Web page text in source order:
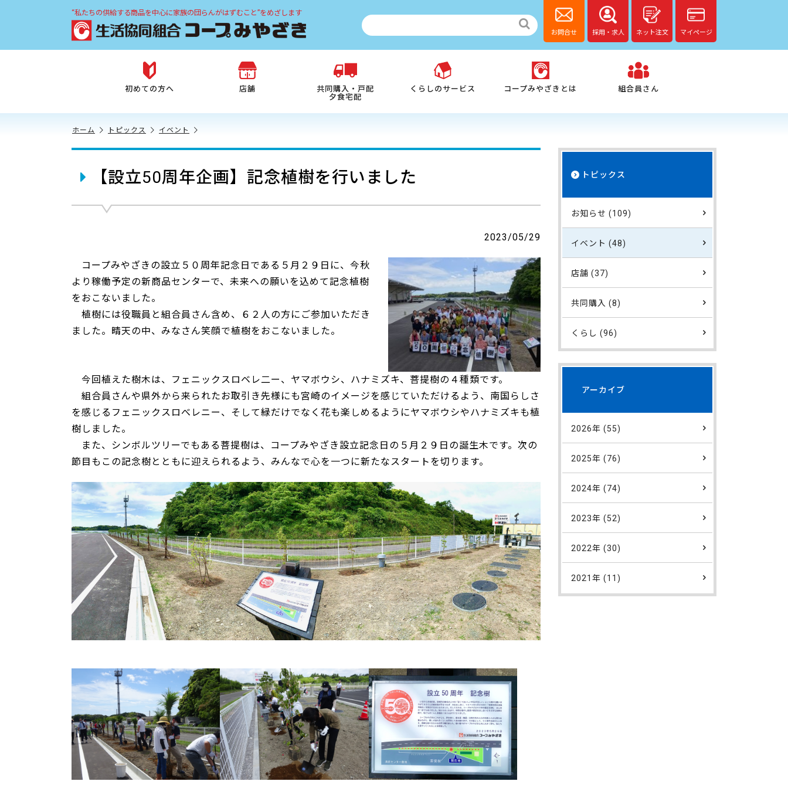
“私たちの供給する商品を中心に家族の団らんがはずむこと”をめざします
お問合せ 採用・求人 ネット注文 マイページ
初めての方へ 店舗
共同購入・戸配
夕食宅配
くらしのサービス コープみやざきとは 組合員さん
ホーム トピックス イベント
【設立50周年企画】記念植樹を行いました
2023/05/29
コープみやざきの設立５０周年記念日である５月２９日に、今秋
より稼働予定の新商品センターで、未来への願いを込めて記念植樹
をおこないました。
植樹には役職員と組合員さん含め、６２人の方にご参加いただき
ました。晴天の中、みなさん笑顔で植樹をおこないました。
今回植えた樹木は、フェニックスロベレ二ー、ヤマボウシ、ハナミズキ、菩提樹の４種類です。
組合員さんや県外から来られたお取引き先様にも宮崎のイメージを感じていただけるよう、南国らしさ
を感じるフェニックスロべレニー、そして緑だけでなく花も楽しめるようにヤマボウシやハナミズキも植
樹しました。
また、シンボルツリーでもある菩提樹は、コープみやざき設立記念日の５月２９日の誕生木です。次の
節目もこの記念樹とともに迎えられるよう、みんなで心を一つに新たなスタートを切ります。
トピックス
お知らせ (109)
イベント (48)
店舗 (37)
共同購入 (8)
くらし (96)
アーカイブ
2026年 (55)
2025年 (76)
2024年 (74)
2023年 (52)
2022年 (30)
2021年 (11)